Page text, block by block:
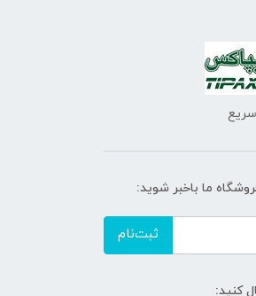
ما باخبر شوید:
ثبت‌نام
کنید: